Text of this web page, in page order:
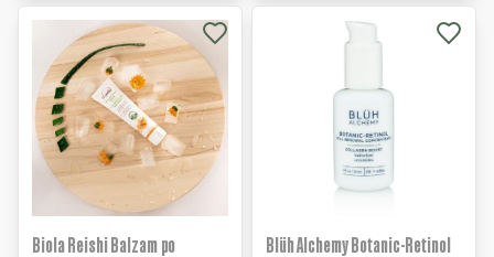
Biola Reishi Balzam po
Blüh Alchemy Botanic-Retinol